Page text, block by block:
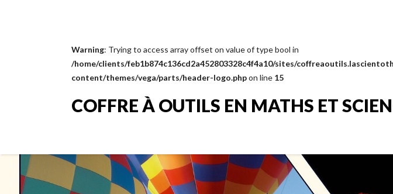
Warning: Trying to access array offset on value of type bool in
/home/clients/feb1b874c136cd2a452803328c4f4a10/sites/
content/themes/vega/parts/header-logo.phpon line 15
COFFRE À OUTILS EN MATHS ET